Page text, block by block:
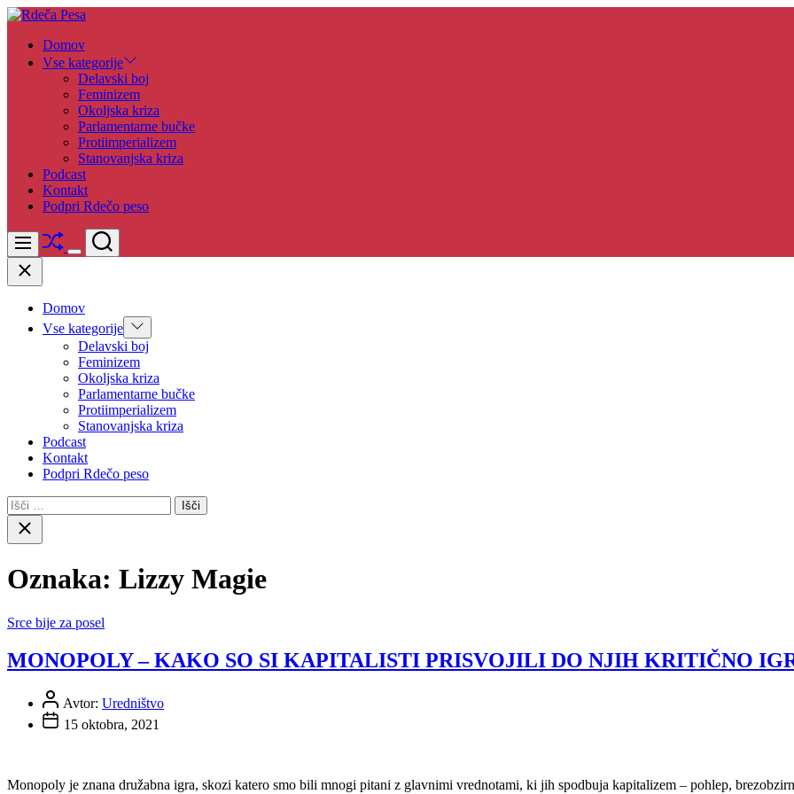
Skip
content
Pesa
Domov
Vse kategorije
Delavski boj
Feminizem
Okoljska kriza
Parlamentarne bučke
Protiimperializem
Stanovanjska kriza
Podcast
Kontakt
Podpri Rdečo peso
Menu Shuffle
Switch
Search
Close
Domov
Vse kategorije Show
sub
menu
Delavski boj
Feminizem
Okoljska kriza
Parlamentarne bučke
Protiimperializem
Stanovanjska kriza
Podcast
Kontakt
Podpri Rdečo peso
Išči:
Close
search
Oznaka: Lizzy Magie
Srce bije za posel
MONOPOLY – KAKO SO SI KAPITALISTI PRISVOJILI DO NJIH KRITIČNO
Avtor: Uredništvo
15 oktobra, 2021
Monopoly je znana družabna igra, skozi katero smo bili mnogi pitani z glavnimi vrednotami, ki jih spodbuja kapitalizem – pohlep,